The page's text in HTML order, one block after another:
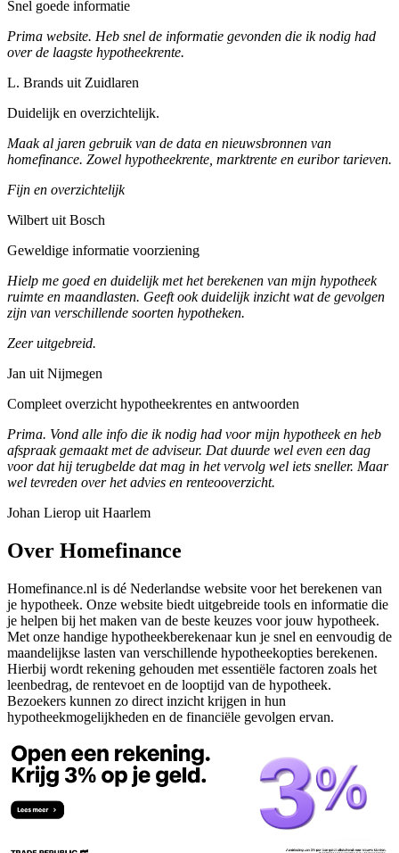
Snel goede informatie
Prima website. Heb snel de informatie gevonden die ik nodig had
over de laagste hypotheekrente.
L. Brands uit Zuidlaren
Duidelijk en overzichtelijk.
Maak al jaren gebruik van de data en nieuwsbronnen van
homefinance. Zowel hypotheekrente, marktrente en euribor tarieven.
Fijn en overzichtelijk
Wilbert uit Bosch
Geweldige informatie voorziening
Hielp me goed en duidelijk met het berekenen van mijn hypotheek
ruimte en maandlasten. Geeft ook duidelijk inzicht wat de gevolgen
zijn van verschillende soorten hypotheken.
Zeer uitgebreid.
Jan uit Nijmegen
Compleet overzicht hypotheekrentes en antwoorden
Prima. Vond alle info die ik nodig had voor mijn hypotheek en heb
afspraak gemaakt met de adviseur. Dat duurde wel even een dag
voor dat hij terugbelde dat mag in het vervolg wel iets sneller. Maar
wel tevreden over het advies en renteooverzicht.
Johan Lierop uit Haarlem
Over Homefinance
Homefinance.nl is dé Nederlandse website voor het berekenen van
je hypotheek. Onze website biedt uitgebreide tools en informatie die
je helpen bij het maken van de beste keuzes voor jouw hypotheek.
Met onze handige hypotheekberekenaar kun je snel en eenvoudig de
maandelijkse lasten van verschillende hypotheekopties berekenen.
Hierbij wordt rekening gehouden met essentiële factoren zoals het
leenbedrag, de rentevoet en de looptijd van de hypotheek.
Bezoekers kunnen zo direct inzicht krijgen in hun
hypotheekmogelijkheden en de financiële gevolgen ervan.